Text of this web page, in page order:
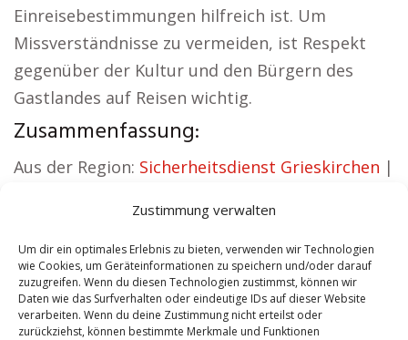
Zustimmung verwalten
Um dir ein optimales Erlebnis zu bieten, verwenden wir Technologien
wie Cookies, um Geräteinformationen zu speichern und/oder darauf
zuzugreifen. Wenn du diesen Technologien zustimmst, können wir
Daten wie das Surfverhalten oder eindeutige IDs auf dieser Website
verarbeiten. Wenn du deine Zustimmung nicht erteilst oder
zurückziehst, können bestimmte Merkmale und Funktionen
Einreisebestimmungen hilfreich ist. Um
Missverständnisse zu vermeiden, ist Respekt
gegenüber der Kultur und den Bürgern des
Gastlandes auf Reisen wichtig.
Zusammenfassung:
Aus der Region: Sicherheitsdienst Grieskirchen |
Schamane Grieskirchen
Reisebüro Grieskirchen|Versicherung
Grieskirchen
Contents [show]